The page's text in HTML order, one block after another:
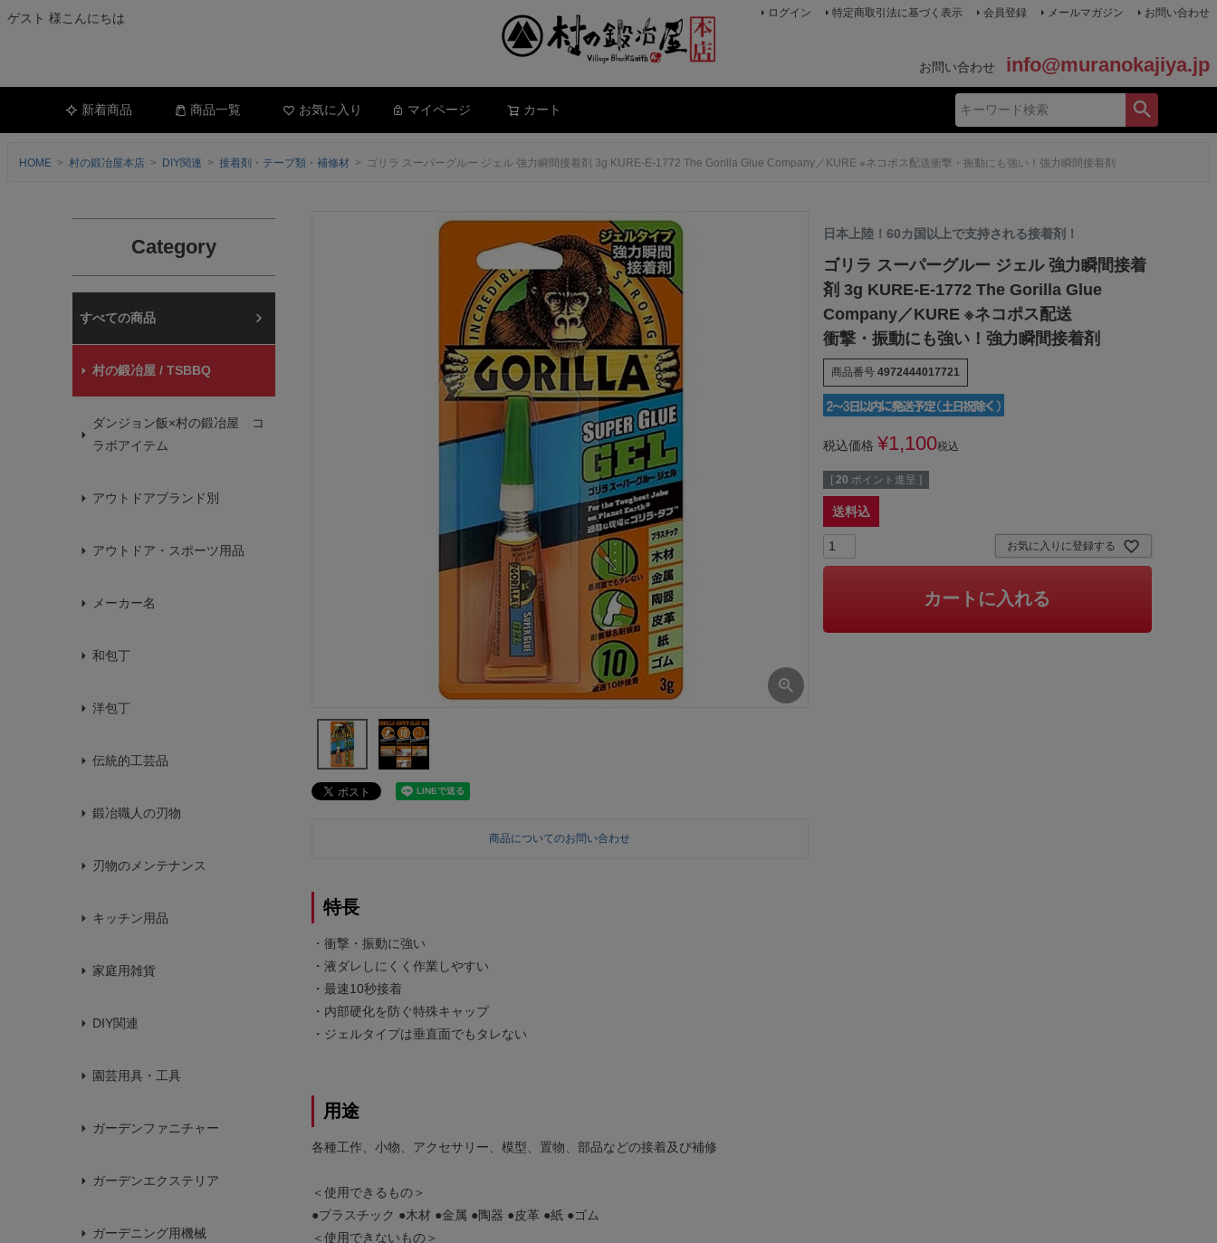
ゲスト 様こんにちは ログイン 特定商取引法に基づく表示 会員登録 メールマガジン お問い合わせ
お問い合わせ info@muranokajiya.jp
新着商品 商品一覧 お気に入り マイページ カート
HOME 村の鍛冶屋本店 DIY関連 接着剤・テープ類・補修材 ゴリラ スーパーグルー ジェル 強力瞬間接着剤 3g KURE-E-1772 The Gorilla Glue Company／KURE ※ネコポス配送衝撃・振動にも強い！強力瞬間接着剤
Category
村の鍛冶屋本店
村の鍛冶屋 / TSBBQ
ダンジョン飯×村の鍛冶屋 コ
ラボアイテム
アウトドアブランド別
アウトドア・スポーツ用品
メーカー名
和包丁
洋包丁
伝統的工芸品
鍛冶職人の刃物
刃物のメンテナンス
キッチン用品
家庭用雑貨
DIY関連
園芸用具・工具
ガーデンファニチャー
ガーデンエクステリア
ガーデニング用機械
商品についてのお問い合わせ
日本上陸！60カ国以上で支持される接着剤！
ゴリラ スーパーグルー ジェル 強力瞬間接着
剤 3g KURE-E-1772 The Gorilla Glue
Company／KURE ※ネコポス配送
衝撃・振動にも強い！強力瞬間接着剤
商品番号 4972444017721
税込価格 ¥1,100税込
[ 20 ポイント進呈 ]
送料込
お気に入りに登録する
カートに入れる
特長
・衝撃・振動に強い
・液ダレしにくく作業しやすい
・最速10秒接着
・内部硬化を防ぐ特殊キャップ
・ジェルタイプは垂直面でもタレない
用途
各種工作、小物、アクセサリー、模型、置物、部品などの接着及び補修
＜使用できるもの＞
●プラスチック ●木材 ●金属 ●陶器 ●皮革 ●紙 ●ゴム
＜使用できないもの＞